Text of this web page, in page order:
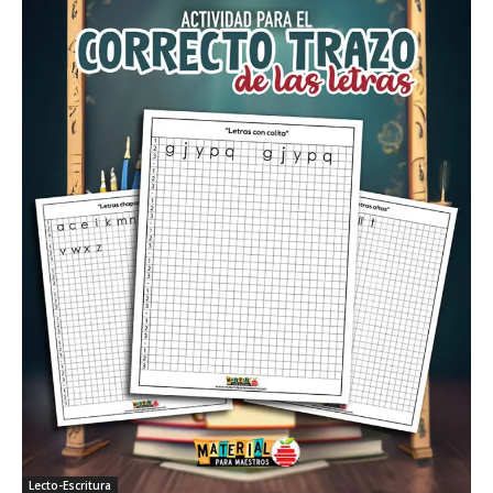
Registros de conducta, trabajos y tareas
Matemáticas
Sumas
Restas
Multiplicaciones
Divisiones
Fracciones
Figuras geométricas
Planeaciones
Primer grado
Segundo grado
Tercer grado
Cuarto grado
Quinto grado
Lecto-Escritura